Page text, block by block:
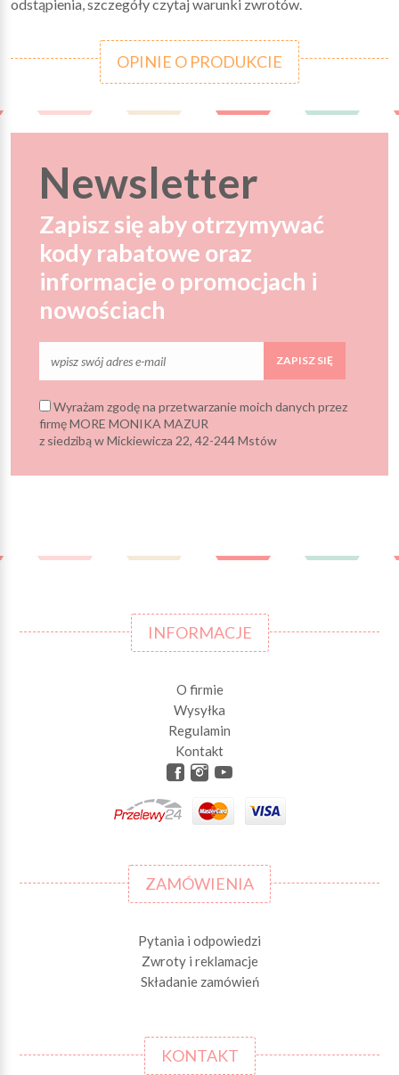
odstąpienia, szczegóły czytaj warunki zwrotów.
OPINIE O PRODUKCIE
Newsletter
Zapisz się aby otrzymywać
kody rabatowe oraz
informacje o promocjach i
nowościach
ZAPISZ SIĘ
Wyrażam zgodę na przetwarzanie moich danych przez
firmę MORE MONIKA MAZUR
z siedzibą w Mickiewicza 22, 42-244 Mstów
INFORMACJE
O firmie
Wysyłka
Regulamin
Kontakt
ZAMÓWIENIA
Pytania i odpowiedzi
Zwroty i reklamacje
Składanie zamówień
KONTAKT